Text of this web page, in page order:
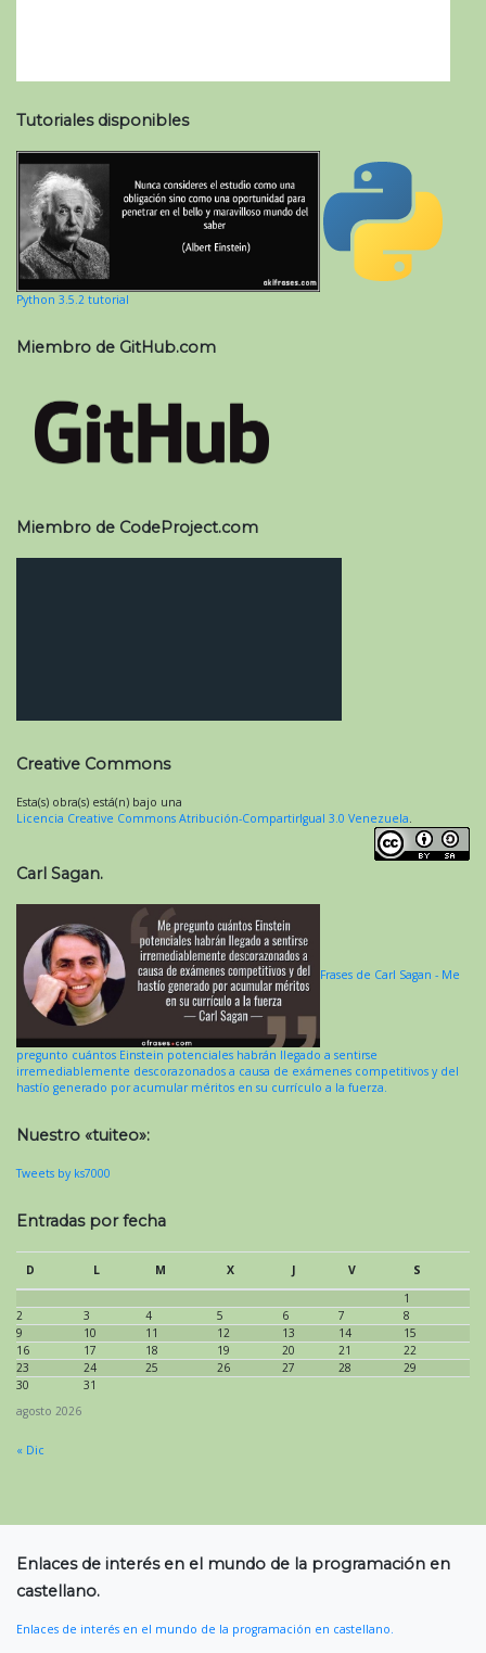
Tutoriales disponibles
Python 3.5.2 tutorial
Miembro de GitHub.com
Miembro de CodeProject.com
Creative Commons
Esta(s) obra(s) está(n) bajo una
Licencia Creative Commons Atribución-CompartirIgual 3.0 Venezuela.
Carl Sagan.
Frases de Carl Sagan - Me
pregunto cuántos Einstein potenciales habrán llegado a sentirse
irremediablemente descorazonados a causa de exámenes competitivos y del
hastío generado por acumular méritos en su currículo a la fuerza.
Nuestro «tuiteo»:
Tweets by ks7000
Entradas por fecha
agosto 2026
D L M X J V
S
1
2
3 4 5 6 7
8
9
10 11 12 13 14
15
16
17 18 19 20 21
22
23
24 25 26 27 28
29
30
31
« Dic
Enlaces de interés en el mundo de la programación en
castellano.
Enlaces de interés en el mundo de la programación en castellano.